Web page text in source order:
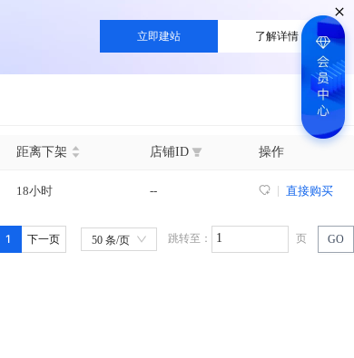
立即建站 了解详情
距离下架 店铺ID 操作
18小时 -- 直接购买
1 下一页 50 条/页 跳转至： 页 GO